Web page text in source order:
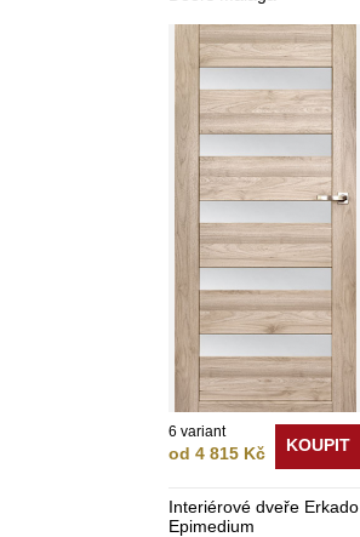
6 variant
od 4 815 Kč KOUPIT
Interiérové dveře Erkado
Epimedium